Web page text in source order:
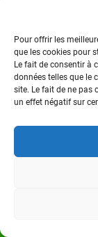
Pour offrir les
que les cookies pour
Le fait de consentir à
données telles que le
site. Le fait de ne pas
un effet négatif sur
nouvelle ère
66 ans
d’Ivoire à